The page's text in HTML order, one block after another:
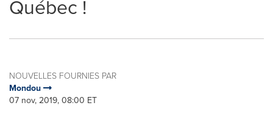
Québec !
NOUVELLES FOURNIES PAR
Mondou
07 nov, 2019, 08:00 ET